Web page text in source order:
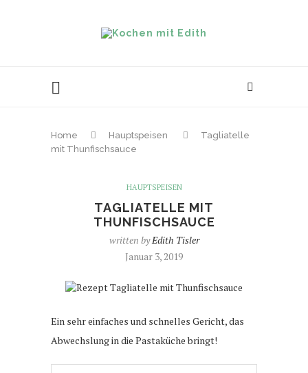
Home Hauptspeisen
Tagliatelle
mit Thunfischsauce
HAUPTSPEISEN
TAGLIATELLE MIT
THUNFISCHSAUCE
written byEdith Tisler
Januar 3, 2019
Ein sehr einfaches und schnelles Gericht, das
Abwechslung in die Pastaküche bringt!